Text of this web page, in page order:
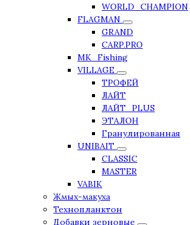
WORLD_CHAMPION
FLAGMAN
GRAND
CARP.PRO
MK_Fishing
VILLAGE
ТРОФЕЙ
ЛАЙТ
ЛАЙТ_PLUS
ЭТАЛОН
Гранулированная
UNIBAIT
CLASSIC
MASTER
VABIK
Жмых-макуха
Технопланктон
Добавки зерновые